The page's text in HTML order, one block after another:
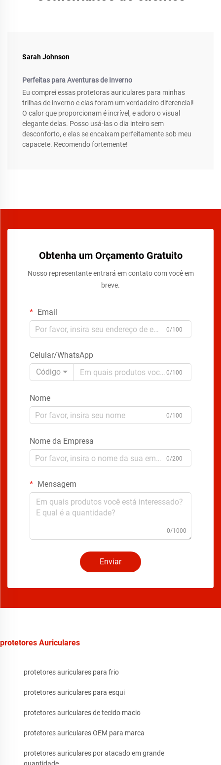
Sarah Johnson
Perfeitas para Aventuras de Inverno
Eu comprei essas protetoras auriculares para minhas
trilhas de inverno e elas foram um verdadeiro diferencial!
O calor que proporcionam é incrível, e adoro o visual
elegante delas. Posso usá-las o dia inteiro sem
desconforto, e elas se encaixam perfeitamente sob meu
capacete. Recomendo fortemente!
Obtenha um Orçamento Gratuito
Nosso representante entrará em contato com você em
breve.
Email
0/100
Celular/WhatsApp
Código
0/100
Nome
0/100
Nome da Empresa
0/200
Mensagem
0/1000
Enviar
protetores Auriculares
protetores auriculares para frio
protetores auriculares para esqui
protetores auriculares de tecido macio
protetores auriculares OEM para marca
protetores auriculares por atacado em grande